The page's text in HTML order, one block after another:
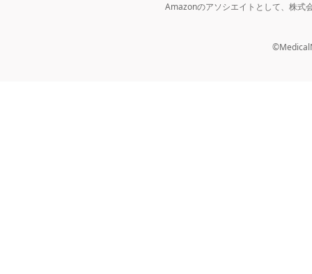
Amazonのアソシエイトとして、株式